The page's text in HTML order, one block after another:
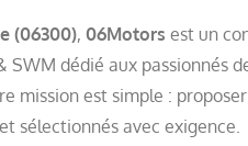
(06300), 06Motors est un
SWM dédié aux passionnés
mission est simple :
sélectionnés avec exigence.